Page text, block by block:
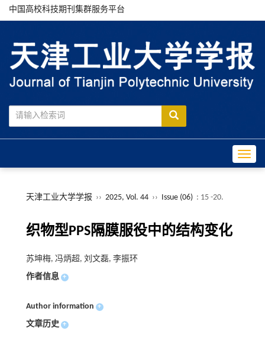
中国高校科技期刊集群服务平台
天津工业大学学报 ›› 2025, Vol. 44 ›› Issue (06) : 15 -20.
织物型PPS隔膜服役中的结构变化
苏坤梅, 冯炳超, 刘文磊, 李振环
作者信息 +
Author information +
文章历史 +